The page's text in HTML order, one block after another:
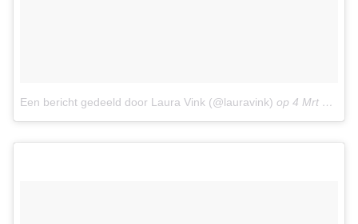
Een bericht gedeeld door Laura Vink (@lauravink) op 4 Mrt 2015 om 1:29 PST